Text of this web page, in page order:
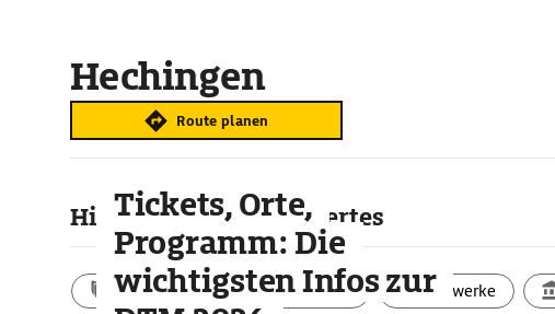
Hechingen
Route planen
Highlights & Sehenswertes
Aktivitäten Landschaft Bauwerke
Tickets, Orte,
Programm: Die
wichtigsten Infos zur